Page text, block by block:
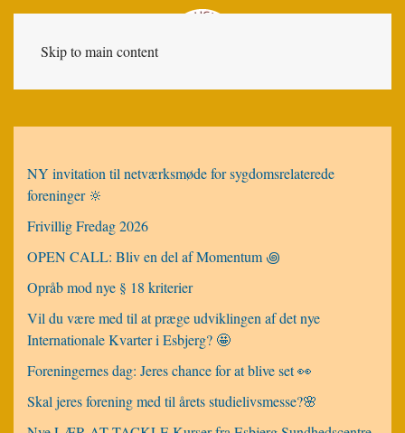
Skip to main content
NY invitation til netværksmøde for sygdomsrelaterede
foreninger 🔆
Frivillig Fredag 2026
OPEN CALL: Bliv en del af Momentum ꩜
Opråb mod nye § 18 kriterier
Vil du være med til at præge udviklingen af det nye
Internationale Kvarter i Esbjerg? 🤩
Foreningernes dag: Jeres chance for at blive set 👀
Skal jeres forening med til årets studielivsmesse?🌸